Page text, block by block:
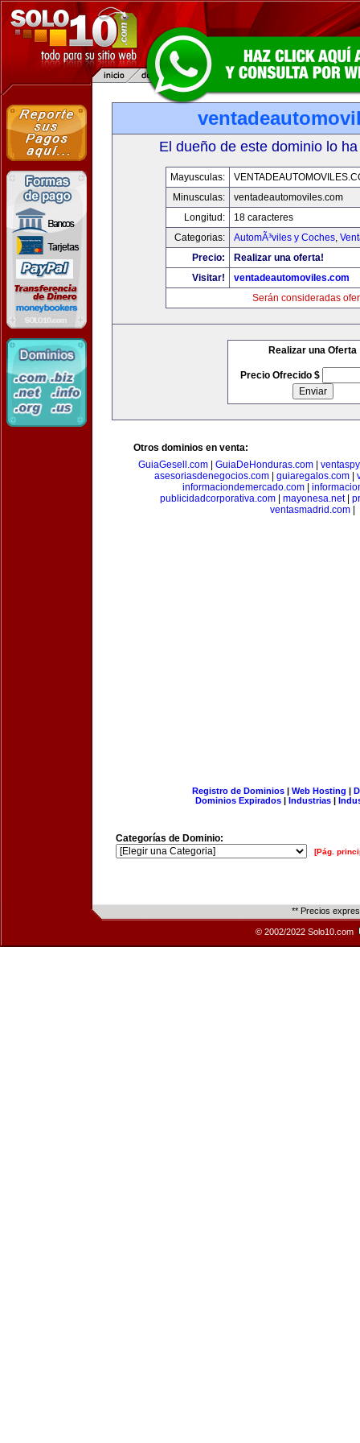
El dueño de este dominio lo
Mayusculas:
Minusculas:
ventadeautomoviles.com
Longitud:
18 caracteres
Categorias:
AutomÃ³viles y Coches,
Precio:
Realizar una oferta!
Visitar!
ventadeautomoviles.com
Serán consideradas
Realizar una Oferta
Precio Ofrecido $
Otros dominios en venta:
GuiaGesell.com| GuiaDeHonduras.com|
asesoriasdenegocios.com
guiaregalos.com
informaciondemercado.com|
publicidadcorporativa.com
mayonesa.net|
ventasmadrid.com
Registro de Dominios| Web Hosting |
Dominios Expirados | Industrias |
Categorías de Dominio:
[Pág.
** Precios
© 2002/2022 Solo10.com